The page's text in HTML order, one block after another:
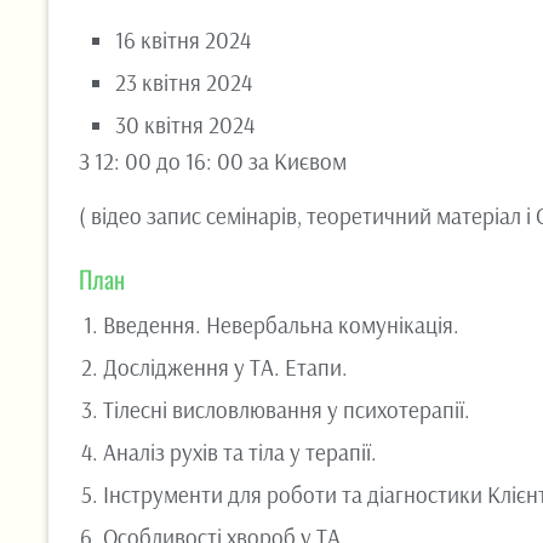
16 квітня 2024
23 квітня 2024
30 квітня 2024
З 12: 00 до 16: 00 за Києвом
( відео запис семінарів, теоретичний матеріал
План
Введення. Невербальна комунікація.
Дослідження у ТА. Етапи.
Тілесні висловлювання у психотерапії.
Аналіз рухів та тіла у терапії.
Інструменти для роботи та діагностики
Особливості хвороб у ТА.